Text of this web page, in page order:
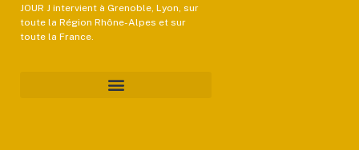
JOUR J intervient à Grenoble, Lyon, sur
toute la Région Rhône-Alpes et sur
toute la France.